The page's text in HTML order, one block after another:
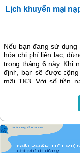
Lịch khuyến mại
Nếu bạn đang sử dụng
hóa chi phí liên lạc,
trong tháng 6 này. Khi
định, bạn sẽ được
mãi TK3. Với số tiền
chi tiết các ngày